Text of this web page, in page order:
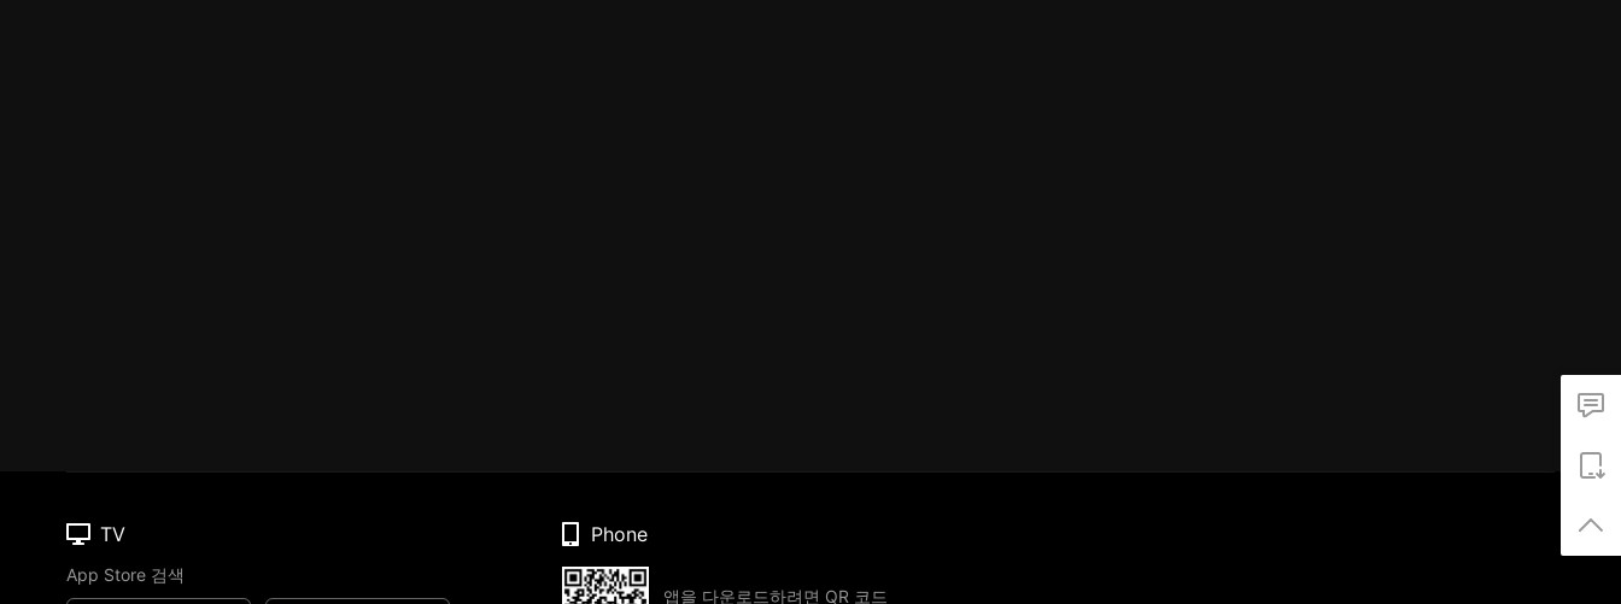
TV
App Store 검색
Phone
앱을 다운로드하려면 QR 코드